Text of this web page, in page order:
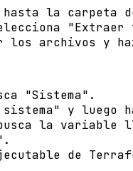
hasta la
"Extraer
los archivos y
"Sistema".
sistema" y
la variable
de